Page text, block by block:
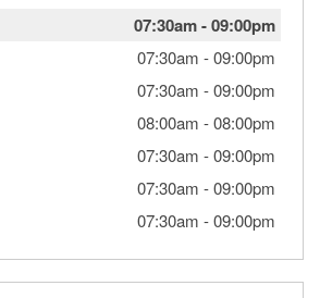
07:30am-09:00pm
07:30am -09:00pm
07:30am -09:00pm
08:00am -08:00pm
07:30am -09:00pm
07:30am -09:00pm
07:30am -09:00pm